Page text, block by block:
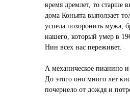
время дремлет, то старше
дома Коньята выползает
успела похоронить мужа,
нашего, который умер в
Нин всех нас переживет.
А механическое пианино и
До этого оно много лет
почернело от дождя и